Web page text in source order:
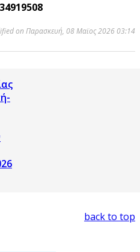
on Παρασκευή, 08 Μαϊος 2026 03:14
back to top